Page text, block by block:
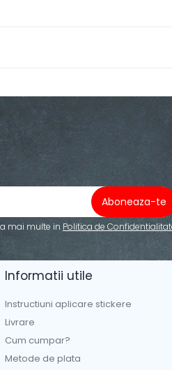
mai multe in Politica de
Informatii utile
Instructiuni aplicare stickere
Livrare
Cum cumpar?
Metode de plata